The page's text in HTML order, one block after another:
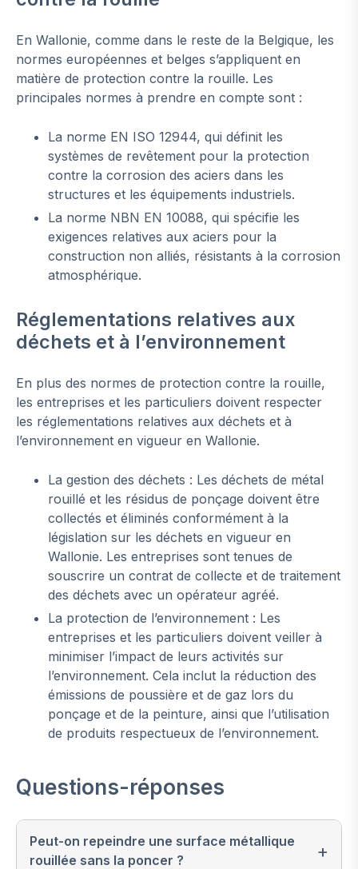
En Wallonie, comme dans le reste de la Belgique, les
normes européennes et belges s’appliquent en
matière de protection contre la rouille. Les
principales normes à prendre en compte sont :
La norme EN ISO 12944, qui définit les
systèmes de revêtement pour la protection
contre la corrosion des aciers dans les
structures et les équipements industriels.
La norme NBN EN 10088, qui spécifie les
exigences relatives aux aciers pour la
construction non alliés, résistants à la corrosion
atmosphérique.
Réglementations relatives aux
déchets et à l’environnement
En plus des normes de protection contre la rouille,
les entreprises et les particuliers doivent respecter
les réglementations relatives aux déchets et à
l’environnement en vigueur en Wallonie.
La gestion des déchets : Les déchets de métal
rouillé et les résidus de ponçage doivent être
collectés et éliminés conformément à la
législation sur les déchets en vigueur en
Wallonie. Les entreprises sont tenues de
souscrire un contrat de collecte et de traitement
des déchets avec un opérateur agréé.
La protection de l’environnement : Les
entreprises et les particuliers doivent veiller à
minimiser l’impact de leurs activités sur
l’environnement. Cela inclut la réduction des
émissions de poussière et de gaz lors du
ponçage et de la peinture, ainsi que l’utilisation
de produits respectueux de l’environnement.
Questions-réponses
Peut-on repeindre une surface métallique
rouillée sans la poncer ?